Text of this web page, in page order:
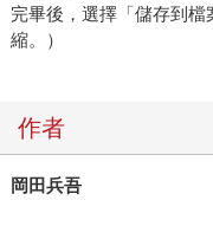
完畢後，選擇「儲存到
縮。）
作者
岡田兵吾